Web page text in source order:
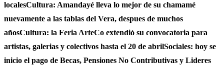
localesCultura: Amandayé lleva lo mejor de su chamamé
nuevamente a las tablas del Vera, despues de muchos
añosCultura: la Feria ArteCo extendió su convocatoria para
artistas, galerias y colectivos hasta el 20 de abrilSociales: hoy se
inicio el pago de Becas, Pensiones No Contributivas y Lideres